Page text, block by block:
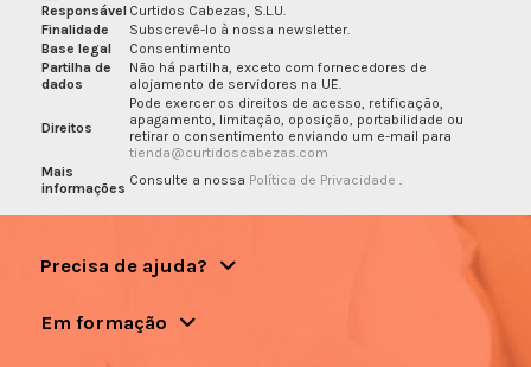
Responsável Curtidos Cabezas, S.L.U.
Finalidade
Subscrevê-lo à nossa newsletter.
Base legal
Consentimento
Partilha de
dados
Não há partilha, exceto com fornecedores de
alojamento de servidores na UE.
Direitos
Pode exercer os direitos de acesso, retificação,
apagamento, limitação, oposição, portabilidade ou
retirar o consentimento enviando um e-mail para
tienda@curtidoscabezas.com
Mais
informações Consulte a nossa Política de Privacidade
Precisa de ajuda?
Em formação